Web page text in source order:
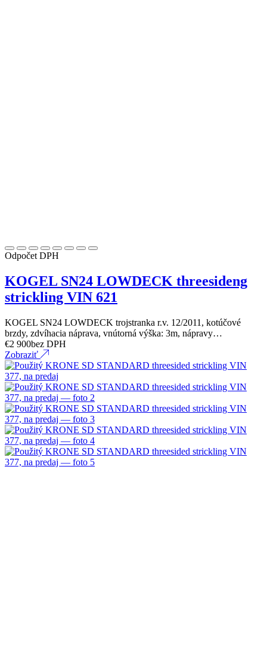
Odpočet DPH
KOGEL SN24 LOWDECK threesideng
strickling VIN 621
KOGEL SN24 LOWDECK trojstranka r.v. 12/2011, kotúčové
brzdy, zdvíhacia náprava, vnútorná výška: 3m, nápravy…
€2 900bez DPH
Zobraziť